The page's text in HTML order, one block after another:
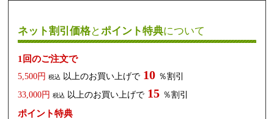
ネット割引価格とポイント特典について
1回のご注文で
5,500円 税込 以上のお買い上げで 10 ％割引
33,000円 税込 以上のお買い上げで 15 ％割引
ポイント特典